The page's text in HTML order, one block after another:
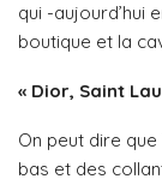
qui -aujourd’hui
boutique et la
« Dior, Saint
On peut dire que
bas et des